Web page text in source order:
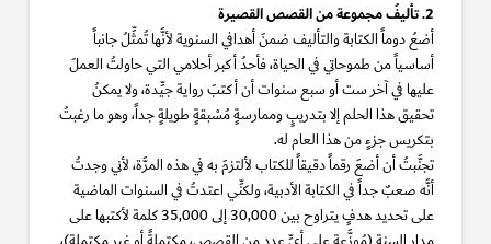
2. تأليفُ مجموعة من القصص القصيرة
أضعُ دوماً الكتابة والتأليف ضمنَ أهدافي السنوية لأنَّها تُمثِّلُ جانباً
أساسياً من طموحاتي في الحياة، فأحدُ أكبر أحلامي التي حاولتُ العملَ
عليها في آخر ست أو سبع سنوات أن أكتبَ رواية جيِّدة، ولا يمكنُ
تحقيق هذا الحلم إلا بتدريبٍ وممارسةٍ مُسْبقةٍ طويلةٍ جداً، وهو ما رغبتُ
بتكريس جزءٍ من هذا العام له.
تجنَّبتُ أن أضعَ رقماً دقيقاً للكتاب لألتزمَ به في هذه المرَّة، لأني وجدتُ
أنَّه صعبٌ جداً في الكتابة الأدبية، ولكنِّي اعتدتُ في السنوات الماضية
على تحديد هدفٍ يتراوح بين 30,000 إلى 35,000 كلمة لأكتبها على